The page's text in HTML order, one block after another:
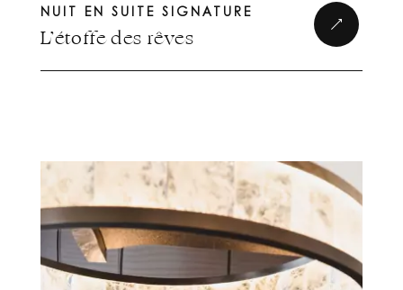
NUIT EN SUITE SIGNATURE
L’étoffe des rêves